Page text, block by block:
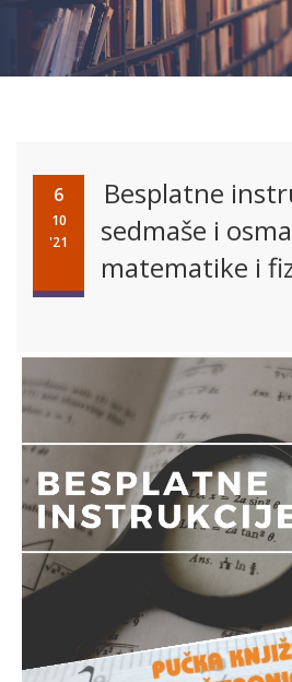
6
10
'21
Besplatne
sedmaše i
matematike i